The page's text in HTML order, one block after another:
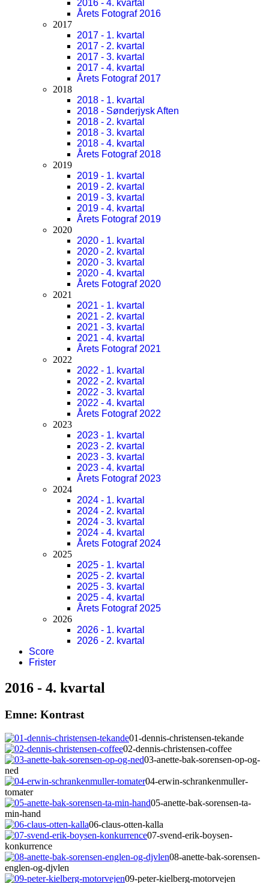
2016 - 4. kvartal
Årets Fotograf 2016
2017
2017 - 1. kvartal
2017 - 2. kvartal
2017 - 3. kvartal
2017 - 4. kvartal
Årets Fotograf 2017
2018
2018 - 1. kvartal
2018 - Sønderjysk Aften
2018 - 2. kvartal
2018 - 3. kvartal
2018 - 4. kvartal
Årets Fotograf 2018
2019
2019 - 1. kvartal
2019 - 2. kvartal
2019 - 3. kvartal
2019 - 4. kvartal
Årets Fotograf 2019
2020
2020 - 1. kvartal
2020 - 2. kvartal
2020 - 3. kvartal
2020 - 4. kvartal
Årets Fotograf 2020
2021
2021 - 1. kvartal
2021 - 2. kvartal
2021 - 3. kvartal
2021 - 4. kvartal
Årets Fotograf 2021
2022
2022 - 1. kvartal
2022 - 2. kvartal
2022 - 3. kvartal
2022 - 4. kvartal
Årets Fotograf 2022
2023
2023 - 1. kvartal
2023 - 2. kvartal
2023 - 3. kvartal
2023 - 4. kvartal
Årets Fotograf 2023
2024
2024 - 1. kvartal
2024 - 2. kvartal
2024 - 3. kvartal
2024 - 4. kvartal
Årets Fotograf 2024
2025
2025 - 1. kvartal
2025 - 2. kvartal
2025 - 3. kvartal
2025 - 4. kvartal
Årets Fotograf 2025
2026
2026 - 1. kvartal
2026 - 2. kvartal
Score
Frister
2016 - 4. kvartal
Emne: Kontrast
01-dennis-christensen-tekande
02-dennis-christensen-coffee
03-anette-bak-sorensen-op-og-
ned
04-erwin-schrankenmuller-
tomater
05-anette-bak-sorensen-ta-
min-hand
06-claus-otten-kalla
07-svend-erik-boysen-
konkurrence
08-anette-bak-sorensen-
englen-og-djvlen
09-peter-kielberg-motorvejen